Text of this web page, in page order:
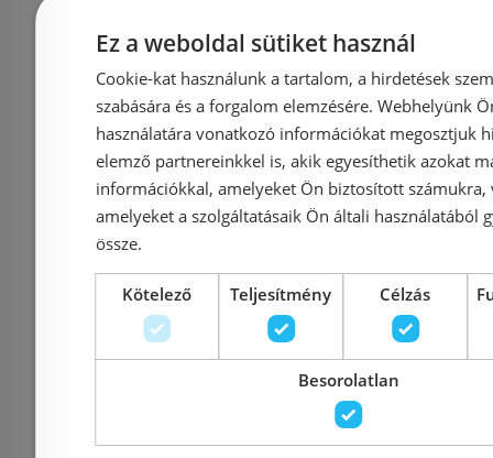
Cikkszám: 1014120-01-01L
210 000 Ft199 500 Ft
Kosárba
228
Rendelésre Rendelésre
Ez a weboldal sütiket használ
Cookie-kat használunk a tartalom, a hirdetések
szabására és a forgalom elemzésére. Webhelyünk
használatára vonatkozó információkat megosztjuk
elemző partnereinkkel is, akik egyesíthetik azokat
információkkal, amelyeket Ön biztosított számukra,
amelyeket a szolgáltatásaik Ön általi használatából
össze.
Kötelező Teljesítmény Célzás
Besorolatlan